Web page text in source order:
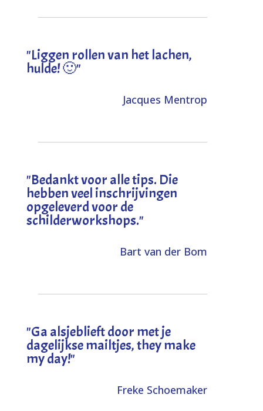
"Liggen rollen van het lachen,
hulde! 🙂"
Jacques Mentrop
"Bedankt voor alle tips. Die
hebben veel inschrijvingen
opgeleverd voor de
schilderworkshops."
Bart van der Bom
"Ga alsjeblieft door met je
dagelijkse mailtjes, they make
my day!"
Freke Schoemaker